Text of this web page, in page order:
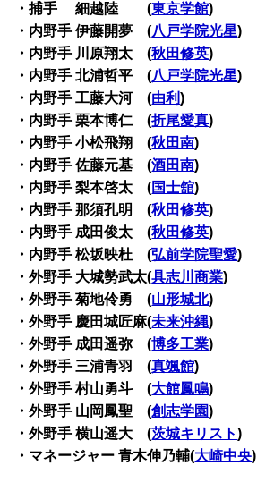
・捕手 細越陸 (東京学館)
・内野手 伊藤開夢 (八戸学院光星)
・内野手 川原翔太 (秋田修英)
・内野手 北浦哲平 (八戸学院光星)
・内野手 工藤大河 (由利)
・内野手 栗本博仁 (折尾愛真)
・内野手 小松飛翔 (秋田南)
・内野手 佐藤元基 (酒田南)
・内野手 梨本啓太 (国士舘)
・内野手 那須孔明 (秋田修英)
・内野手 成田俊太 (秋田修英)
・内野手 松坂映杜 (弘前学院聖愛)
・外野手 大城勢武太(具志川商業)
・外野手 菊地伶勇 (山形城北)
・外野手 慶田城匠麻(未来沖縄)
・外野手 成田遥弥 (博多工業)
・外野手 三浦青羽 (真颯館)
・外野手 村山勇斗 (大館鳳鳴)
・外野手 山岡鳳聖 (創志学園)
・外野手 横山遥大 (茨城キリスト)
・マネージャー 青木伸乃輔(大崎中央)